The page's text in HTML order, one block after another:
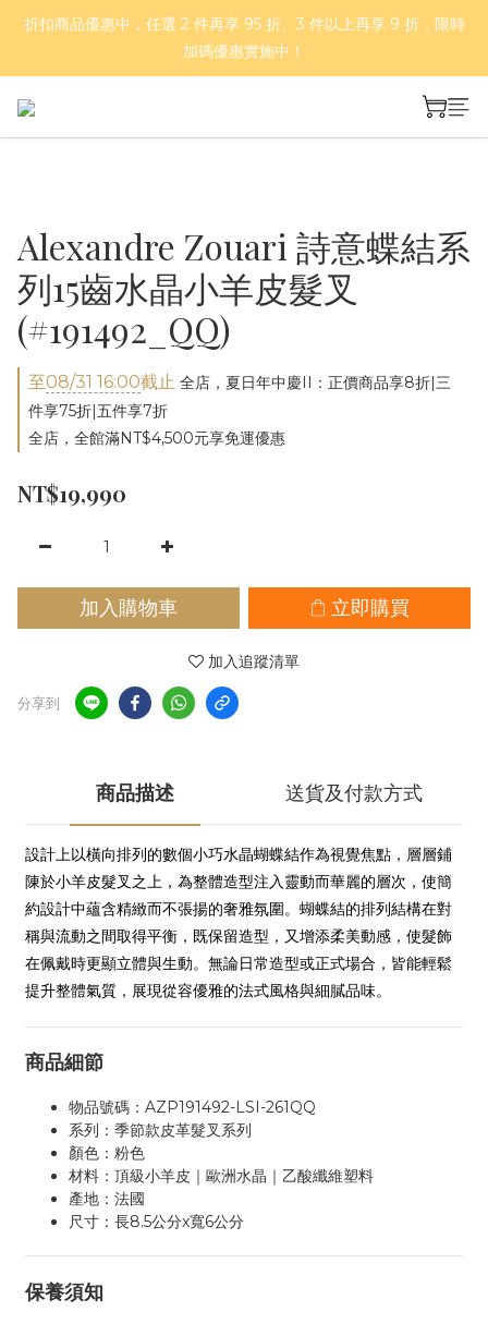
好評再延長！夏日年中慶 part II｜正價商品 8 折，滿三件享75
折，滿五件享7折！
折扣商品優惠中，任選 2 件再享 95 折、3 件以上再享 9 折，限時
加碼優惠實施中！
基本款、彩色款與金爪抓夾，任 2 件 66 折、4 件 55 折！
Alexandre Zouari 詩意蝶結系
列15齒水晶小羊皮髮叉
(#191492_QQ)
至08/31 16:00截止 全店，夏日年中慶II：正價商品享8折|三
件享75折|五件享7折
全店，全館滿NT$4,500元享免運優惠
NT$19,990
加入購物車 立即購買
加入追蹤清單
分享到
商品描述 送貨及付款方式
設計上以橫向排列的數個小巧水晶蝴蝶結作為視覺焦點，層層鋪
陳於小羊皮髮叉之上，為整體造型注入靈動而華麗的層次，使簡
約設計中蘊含精緻而不張揚的奢雅氛圍。蝴蝶結的排列結構在對
稱與流動之間取得平衡，既保留造型，又增添柔美動感，使髮飾
在佩戴時更顯立體與生動。無論日常造型或正式場合，皆能輕鬆
提升整體氣質，展現從容優雅的法式風格與細膩品味。
商品細節
物品號碼：AZP191492-LSI-261QQ
系列：季節款皮革髮叉系列
顏色：粉色
材料：頂級小羊皮｜歐洲水晶｜乙酸纖維塑料
產地：法國
尺寸：長8.5公分x寬6公分
保養須知